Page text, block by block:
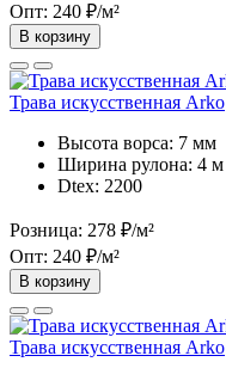
Опт: 240 ₽/м²
В корзину
Трава искусственная Arko
Высота ворса: 7 мм
Ширина рулона: 4 м
Dtex: 2200
Розница: 278 ₽/м²
Опт: 240 ₽/м²
В корзину
Трава искусственная Arko